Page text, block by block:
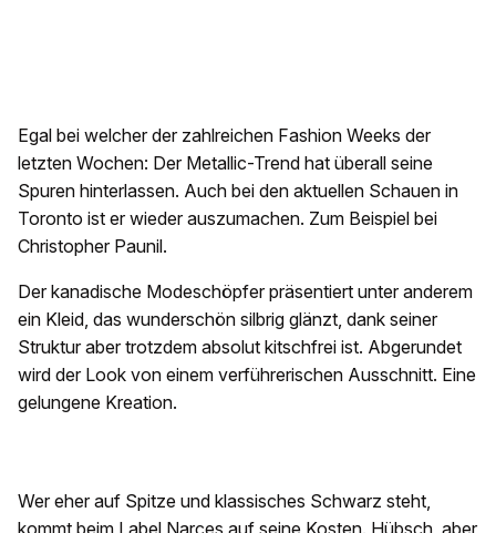
Egal bei welcher der zahlreichen Fashion Weeks der
letzten Wochen: Der Metallic-Trend hat überall seine
Spuren hinterlassen. Auch bei den aktuellen Schauen in
Toronto ist er wieder auszumachen. Zum Beispiel bei
Christopher Paunil.
Der kanadische Modeschöpfer präsentiert unter anderem
ein Kleid, das wunderschön silbrig glänzt, dank seiner
Struktur aber trotzdem absolut kitschfrei ist. Abgerundet
wird der Look von einem verführerischen Ausschnitt. Eine
gelungene Kreation.
Wer eher auf Spitze und klassisches Schwarz steht,
kommt beim Label Narces auf seine Kosten. Hübsch, aber